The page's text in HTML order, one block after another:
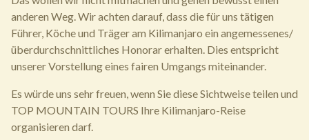
anderen Weg. Wir achten darauf, dass die für uns tätigen
Führer, Köche und Träger am Kilimanjaro ein angemessenes/
überdurchschnittliches Honorar erhalten. Dies entspricht
unserer Vorstellung eines fairen Umgangs miteinander.
Es würde uns sehr freuen, wenn Sie diese Sichtweise teilen und
TOP MOUNTAIN TOURS Ihre Kilimanjaro-Reise
organisieren darf.